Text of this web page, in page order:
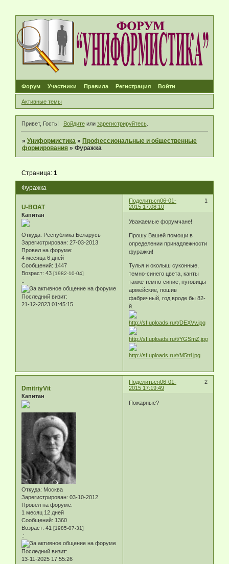
Форум Участники Правила Регистрация Войти
Активные темы
Привет, Гость! Войдитеили зарегистрируйтесь.
»Униформистика » Профессиональные и общественные
формирования »Фуражка
Фуражка
Страница:1
Поделиться 1
06-01-
2015 17:08:10
U-BOAT
Капитан
Откуда: Республика Беларусь
Зарегистрирован: 27-03-2013
Провел на форуме:
4 месяца 6 дней
Сообщений: 1447
Возраст: 43 [1982-10-04]
.:
Последний визит:
21-12-2023 01:45:15
Уважаемые форумчане!
Прошу Вашей помощи в
определении принадлежности
фуражки!
Тулья и околыш суконные,
темно-синего цвета, канты
также темно-синие, пуговицы
армейские, пошив
фабричный, год вроде бы 82-
й.
Поделиться 2
06-01-
2015 17:19:49
DmitriyVit
Капитан
Откуда: Москва
Зарегистрирован: 03-10-2012
Провел на форуме:
1 месяц 12 дней
Сообщений: 1360
Возраст: 41 [1985-07-31]
.:
Последний визит:
13-11-2025 17:55:26
Пожарные?